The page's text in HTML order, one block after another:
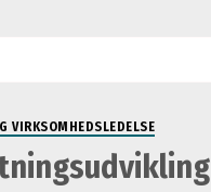
VIRKSOMHEDSLEDELSE